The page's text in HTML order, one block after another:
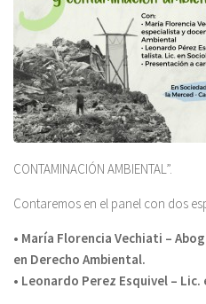
CONTAMINACIÓN AMBIENTAL”.
Contaremos en el panel con dos
• María Florencia Vechiati –
en Derecho Ambiental.
• Leonardo Perez Esquivel –